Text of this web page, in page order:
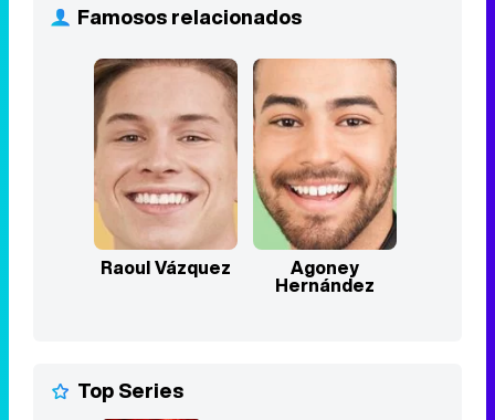
Famosos relacionados
Raoul Vázquez Agoney
Hernández
Top Series